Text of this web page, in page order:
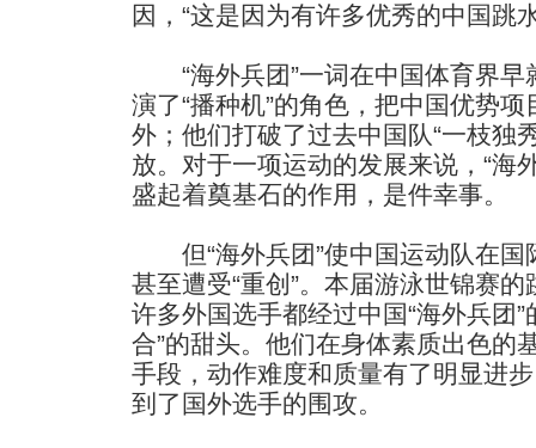
因，“这是因为有许多优秀的中国跳
“海外兵团”一词在中国体育界早
演了“播种机”的角色，把中国优势项
外；他们打破了过去中国队“一枝独
放。对于一项运动的发展来说，“海
盛起着奠基石的作用，是件幸事。
但“海外兵团”使中国运动队在国
甚至遭受“重创”。本届游泳世锦赛
许多外国选手都经过中国“海外兵团
合”的甜头。他们在身体素质出色的
手段，动作难度和质量有了明显进
到了国外选手的围攻。